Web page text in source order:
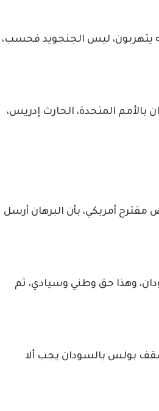
يتهربون، ليس الجنجويد فحسب،
المتحدة، الحارث إدريس،
أمريكي، بأن البرهان أرسل
وهذا حق وطني وسيادي، ثم
بولس بالسودان يجب ألا